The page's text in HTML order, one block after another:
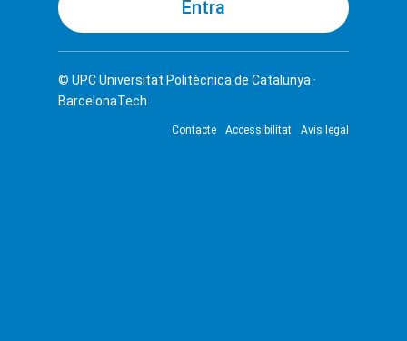
© UPCUniversitat Politècnica de Catalunya ·
BarcelonaTech
Contacte Accessibilitat Avís legal